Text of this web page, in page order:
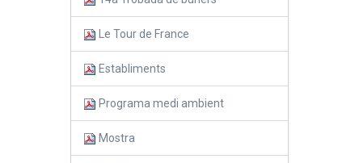
Le Tour de France
Establiments
Programa medi ambient
Mostra